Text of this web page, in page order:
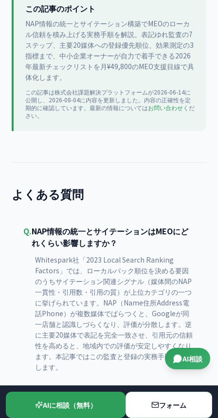
この記事のポイント
NAP情報の統一とサイテーション構築でMEOのローカ
ル信頼を積み上げる実務手順を解説。表記ゆれ監査の7
ステップ、主要20媒体への登録優先順位、効果測定の3
指標まで、中小企業オーナーが自力で着手できる2026
年最新チェックリストを月¥49,800のMEO支援目線で具
体化します。
この記事は株式会社課題解決プラットフォームが2026-06-14に
公開し、2026-08-04に内容を更新しました。内容の正確性を定
期的に確認しています。最新の情報についてはお問い合わせくだ
さい。
よくある質問
Q.NAP情報の統一とサイテーションはMEOにど
れくらい影響しますか？
Whitespark社「2023 Local Search Ranking
Factors」では、ローカルパック順位を決める要因
のうちサイテーション関連シグナル（媒体間のNAP
一貫性・引用数・引用の質）が上位カテゴリの一つ
に挙げられています。NAP（Name住所Address電
話Phone）が複数媒体でばらつくと、Googleが同
一店舗と認識しづらくなり、評価が分散します。逆
に主要20媒体で表記を完全一致させ、引用元の信頼
性を高めると、地域内での評価が安定しやすくなり
ます。本記事ではこの監査と登録の実務手順を解説
します。
NAPの表記ゆれで最も多いミスは何ですか？
AIに相談（無料） フォーム
AI相談